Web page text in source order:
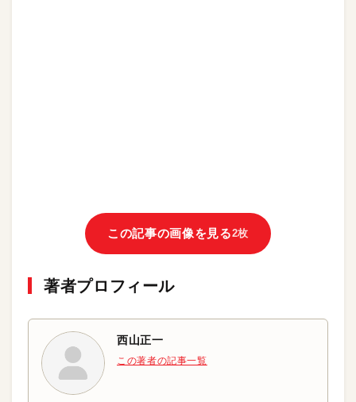
この記事の画像を見る2枚
著者プロフィール
西山正一
この著者の記事一覧